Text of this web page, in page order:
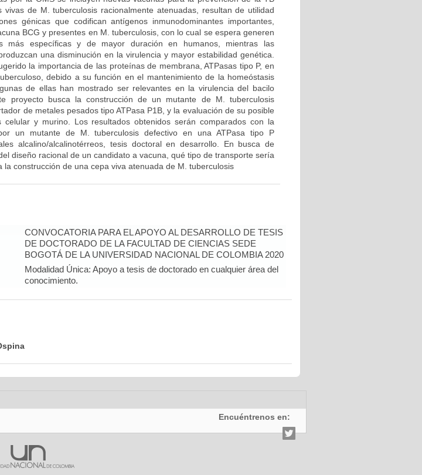
vivas de M. tuberculosis racionalmente atenuadas, resultan de utilidad
génicas que codifican antígenos inmunodominantes importantes,
BCG y presentes en M. tuberculosis, con lo cual se espera generen
más específicas y de mayor duración en humanos, mientras las
una disminución en la virulencia y mayor estabilidad genética.
la importancia de las proteínas de membrana, ATPasas tipo P, en
debido a su función en el mantenimiento de la homeóstasis
de ellas han mostrado ser relevantes en la virulencia del bacilo
proyecto busca la construcción de un mutante de M. tuberculosis
de metales pesados tipo ATPasa P1B, y la evaluación de su posible
celular y murino. Los resultados obtenidos serán comparados con la
un mutante de M. tuberculosis defectivo en una ATPasa tipo P
alcalino/alcalinotérreos, tesis doctoral en desarrollo. En busca de
diseño racional de un candidato a vacuna, qué tipo de transporte sería
la construcción de una cepa viva atenuada de M. tuberculosis
CONVOCATORIA PARA EL APOYO AL DESARROLLO DE TESIS
DE DOCTORADO DE LA FACULTAD DE CIENCIAS SEDE
BOGOTÁ DE LA UNIVERSIDAD NACIONAL DE COLOMBIA 2020
Modalidad Única: Apoyo a tesis de doctorado en cualquier área del
conocimiento.
Encuéntrenos en: